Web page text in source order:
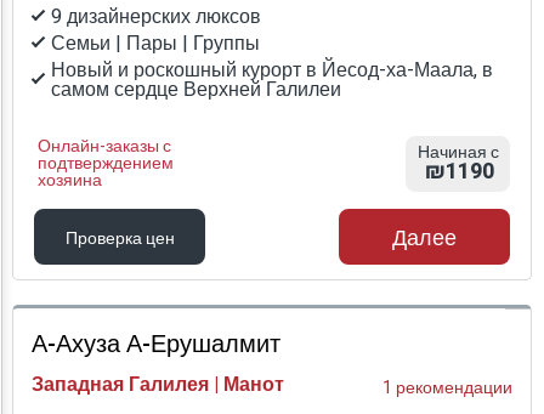
9 дизайнерских люксов
Семьи | Пары | Группы
Новый и роскошный курорт в Йесод-ха-Маала, в
самом сердце Верхней Галилеи
Онлайн-заказы с
подтверждением
хозяина
Начиная с
₪1190
Проверка цен
Проверка цен
Далее
А-Ахуза А-Ерушалмит
Западная Галилея | Манот 1 рекомендации